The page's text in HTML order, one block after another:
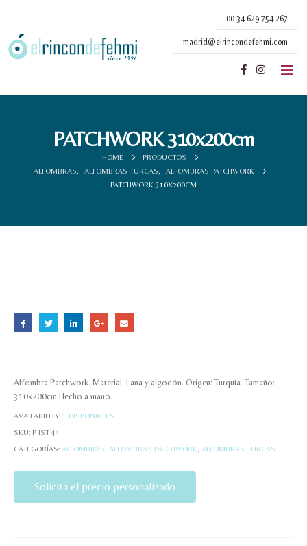
00 34 629 754 267
madrid@elrincondefehmi.com
PATCHWORK 310x200cm
HOME
PRODUCTOS
ALFOMBRAS
ALFOMBRAS TURCAS
ALFOMBRAS PATCHWORK
PATCHWORK 310X200CM
Alfombra Patchwork. Material: Lana y algodón. Origen: Turquía. Tamaño:
310x200cm Hecho a mano.
AVAILABILITY: 1 DISPONIBLES
SKU: P IST 44
CATEGORÍAS: ALFOMBRAS ALFOMBRAS PATCHWORK ALFOMBRAS TURCAS
Solicita el precio personalizado